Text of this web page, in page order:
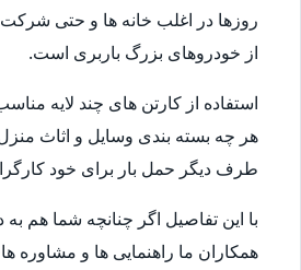
روزها در اغلب خانه ها و حتی شرکت
از خودروهای بزرگ باربری است.
استفاده از کارتن های چند لایه
هر چه بسته بندی وسایل و اثاث
طرف دیگر حمل بار برای خود
با این تفاصیل اگر چنانچه شما هم
همکاران ما راهنمایی ها و مشاوره